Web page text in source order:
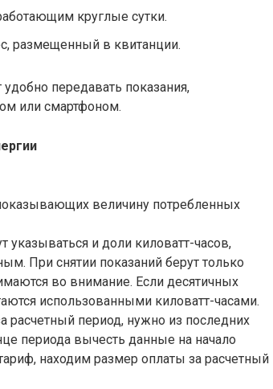
круглые сутки.
размещенный в квитанции.
передавать показания,
или смартфоном.
величину потребленных
указываться и доли киловатт-часов,
При снятии показаний берут только
во внимание. Если десятичных
использованными киловатт-часами.
расчетный период, нужно из последних
периода вычесть данные на начало
находим размер оплаты за расчетный